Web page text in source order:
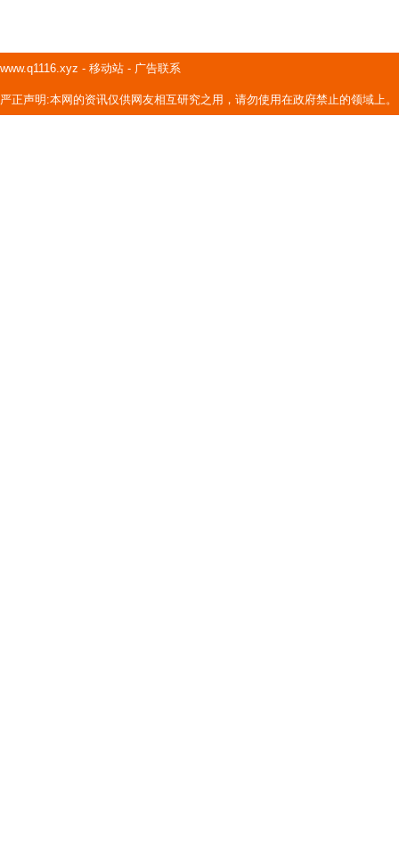
www.q1116.xyz - 移动站 - 广告联系
严正声明:本网的资讯仅供网友相互研究之用，请勿使用在政府禁止的领域上。